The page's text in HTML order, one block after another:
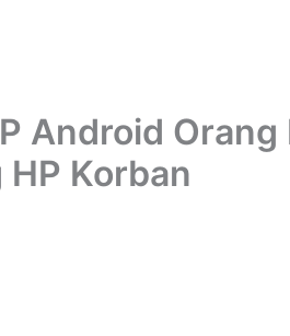
Android Orang
Korban